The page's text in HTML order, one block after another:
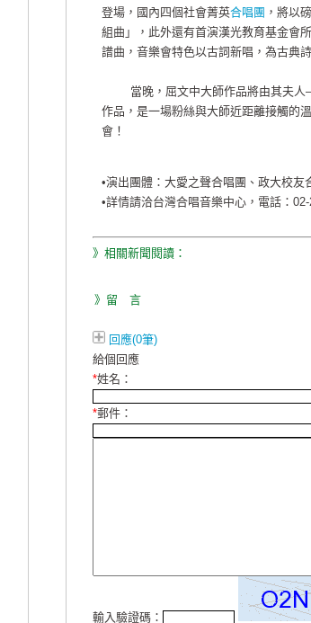
登場，國內四個社會菁英合唱團 ，將以
組曲」，此外還有首演漢光教育基金會
譜曲，音樂會特色以古詞新唱，為古典
當晚，屈文中大師作品將由其夫人—
作品，是一場粉絲與大師近距離接觸的
會！
•演出團體：大愛之聲合唱團、政大校
•詳情請洽台灣合唱音樂中心，電話：
》相關新聞閱讀：
》留 言
回應(0筆)
給個回應
*姓名：
*郵件：
輸入驗證碼：